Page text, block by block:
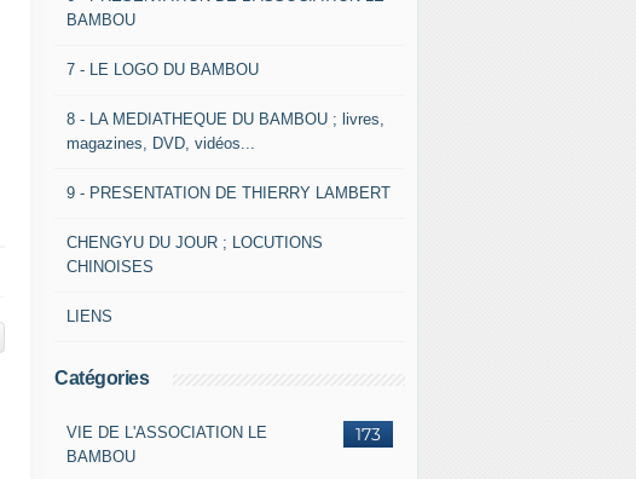
BAMBOU
7 - LE LOGO DU BAMBOU
8 - LA MEDIATHEQUE DU BAMBOU ; livres,
magazines, DVD, vidéos...
9 - PRESENTATION DE THIERRY LAMBERT
CHENGYU DU JOUR ; LOCUTIONS
CHINOISES
LIENS
Catégories
173
VIE DE L'ASSOCIATION LE
BAMBOU